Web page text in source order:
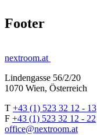
Footer
nextroom.at
Lindengasse 56/2/20
1070 Wien, Österreich
T +43 (1) 523 32 12 - 13
F +43 (1) 523 32 12 - 22
office@nextroom.at